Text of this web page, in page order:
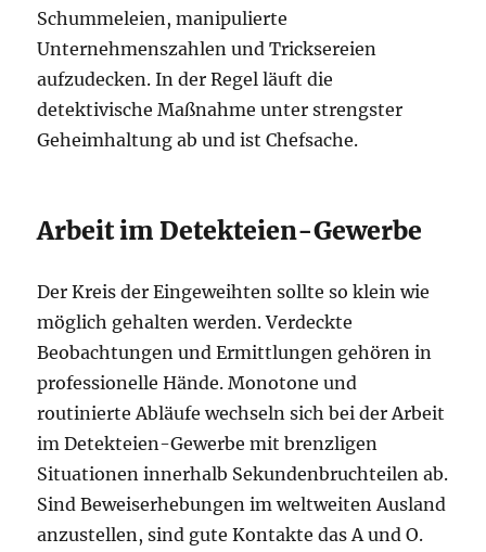
Schummeleien, manipulierte
Unternehmenszahlen und Tricksereien
aufzudecken. In der Regel läuft die
detektivische Maßnahme unter strengster
Geheimhaltung ab und ist Chefsache.
Arbeit im Detekteien-Gewerbe
Der Kreis der Eingeweihten sollte so klein wie
möglich gehalten werden. Verdeckte
Beobachtungen und Ermittlungen gehören in
professionelle Hände. Monotone und
routinierte Abläufe wechseln sich bei der Arbeit
im Detekteien-Gewerbe mit brenzligen
Situationen innerhalb Sekundenbruchteilen ab.
Sind Beweiserhebungen im weltweiten Ausland
anzustellen, sind gute Kontakte das A und O.